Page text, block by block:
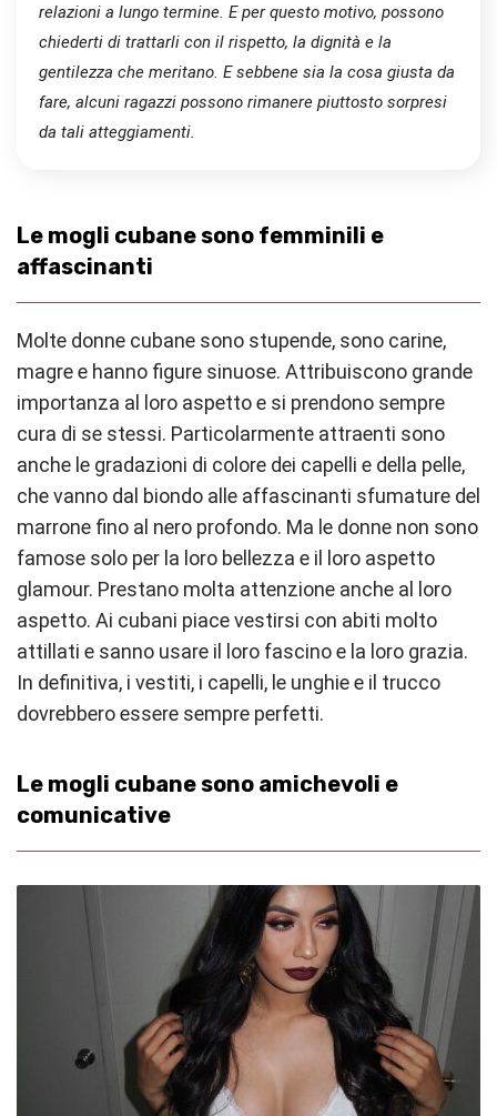
relazioni a lungo termine. E per questo motivo, possono
chiederti di trattarli con il rispetto, la dignità e la
gentilezza che meritano. E sebbene sia la cosa giusta da
fare, alcuni ragazzi possono rimanere piuttosto sorpresi
da tali atteggiamenti.
Le mogli cubane sono femminili e
affascinanti
Molte donne cubane sono stupende, sono carine,
magre e hanno figure sinuose. Attribuiscono grande
importanza al loro aspetto e si prendono sempre
cura di se stessi. Particolarmente attraenti sono
anche le gradazioni di colore dei capelli e della pelle,
che vanno dal biondo alle affascinanti sfumature del
marrone fino al nero profondo. Ma le donne non sono
famose solo per la loro bellezza e il loro aspetto
glamour. Prestano molta attenzione anche al loro
aspetto. Ai cubani piace vestirsi con abiti molto
attillati e sanno usare il loro fascino e la loro grazia.
In definitiva, i vestiti, i capelli, le unghie e il trucco
dovrebbero essere sempre perfetti.
Le mogli cubane sono amichevoli e
comunicative